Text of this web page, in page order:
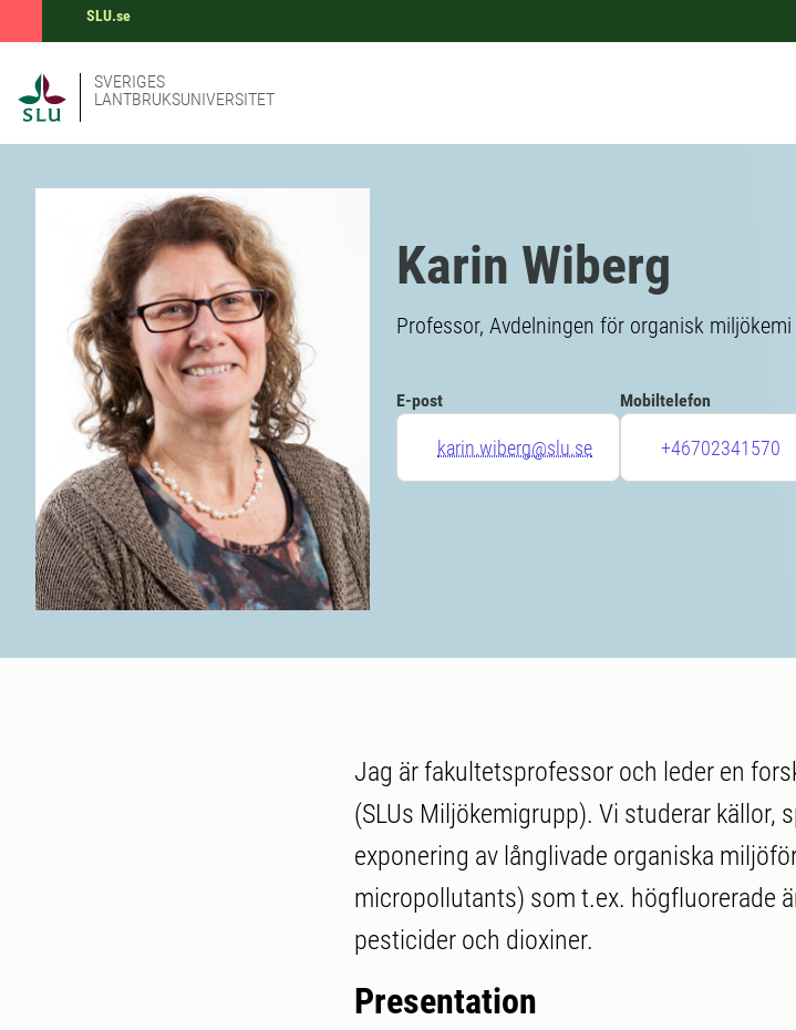
SLU.se
SVERIGES
LANTBRUKSUNIVERSITET
Karin Wiberg
Professor, Avdelningen för organisk
E-post
karin.wiberg@slu.se
Mobiltelefon
+46702341570
Jag är fakultetsprofessor och leder en
(SLUs Miljökemigrupp). Vi studerar källor,
exponering av långlivade organiska
micropollutants) som t.ex. högfluorerade
pesticider och dioxiner.
Presentation